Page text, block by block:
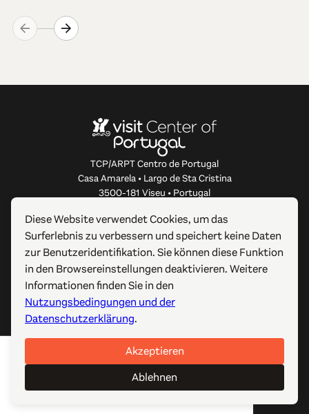
TCP/ARPT Centro de Portugal
Casa Amarela • Largo de Sta Cristina
3500-181 Viseu • Portugal
ÜBER DIESE WEBSITE
NÜTZLICHE LINKS
FOLGEN SIE UNS
© 2012-2026 TCP/ARPT Centro de Portugal. Alle Rechte
GOMO Digital.
Diese Website verwendet Cookies, um das
Surferlebnis zu verbessern und speichert keine Daten
zur Benutzeridentifikation. Sie können diese Funktion
in den Browsereinstellungen deaktivieren. Weitere
Informationen finden Sie in den
Nutzungsbedingungen und der
Datenschutzerklärung.
Akzeptieren
Ablehnen